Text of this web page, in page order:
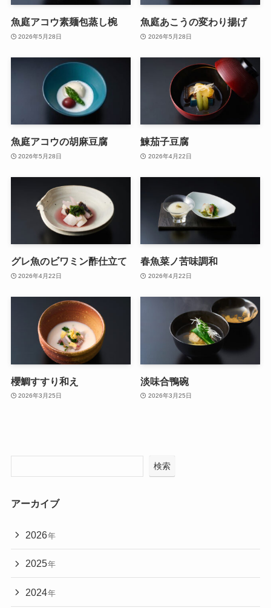
魚庭アコウ素麺包蒸し椀
2026年5月28日
魚庭あこうの変わり揚げ
2026年5月28日
魚庭アコウの胡麻豆腐
2026年5月28日
鰊茄子豆腐
2026年4月22日
グレ魚のビワミン酢仕立て
2026年4月22日
春魚菜ノ苦味調和
2026年4月22日
櫻鯛すすり和え
2026年3月25日
淡味合鴨碗
2026年3月25日
検索
アーカイブ
2026年
2025年
2024年